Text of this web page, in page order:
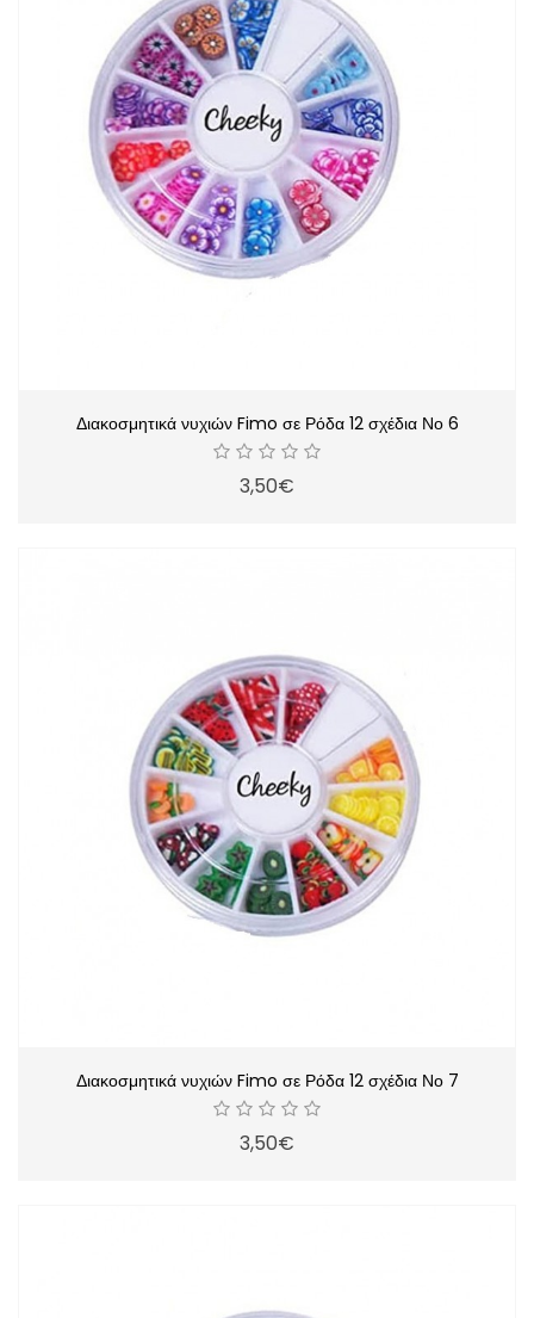
Διακοσμητικά νυχιών Fimo σε Ρόδα 12 σχέδια Νο 6
3,50€
Διακοσμητικά νυχιών Fimo σε Ρόδα 12 σχέδια Νο 7
3,50€